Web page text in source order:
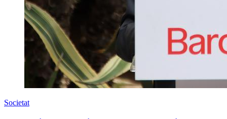
Societat